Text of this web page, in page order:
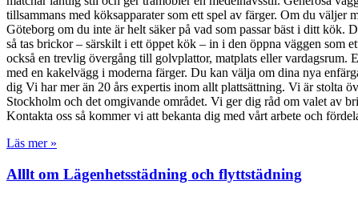
tillsammans med köksapparater som ett spel av färger. Om du
Göteborg om du inte är helt säker på vad som passar bäst i ditt kök.
så tas brickor – särskilt i ett öppet kök – in i den öppna väggen som
också en trevlig övergång till golvplattor, matplats eller
med en kakelvägg i moderna färger. Du kan välja om dina nya
dig Vi har mer än 20 års expertis inom allt plattsättning. Vi är stolta
Stockholm och det omgivande området. Vi ger dig råd om valet av
Kontakta oss så kommer vi att bekanta dig med vårt arbete och
Läs mer »
Alllt om Lägenhetsstädning och flyttstädning